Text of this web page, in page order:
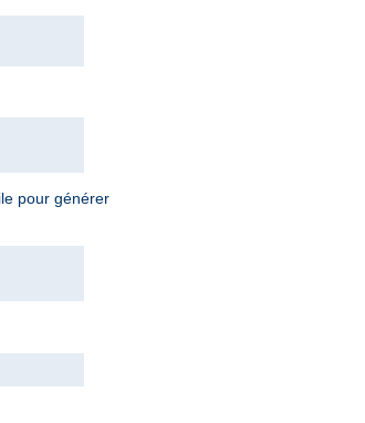
pour générer